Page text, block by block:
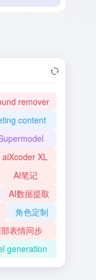
remover
content
aiXcoder XL
AI笔记
AI数据提取
角色定制
表情同步
generation